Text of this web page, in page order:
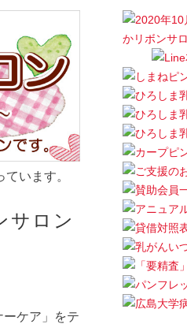
います。
サロン
ケア」をテ